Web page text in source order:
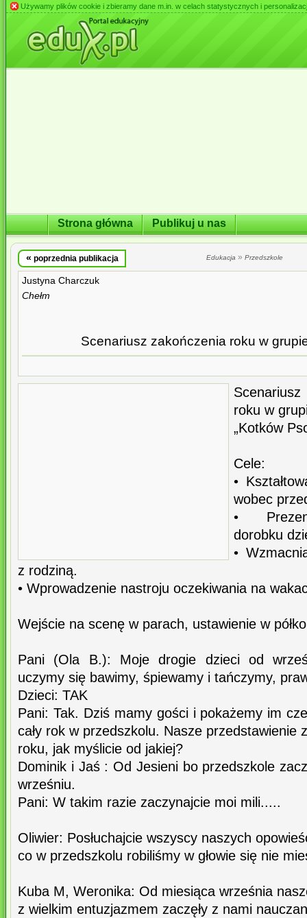
Używamy plików cookie i zbieramy dane m.in. w celach statystycznych i
Strona główna Publikuj u nas
« poprzednia publikacja Edukacja » Przedszkole
Justyna Charczuk
Chełm
Scenariusz zakończenia roku w
Scenariusz
roku w
„Kotków
Cele:
•
wobec
•
dorobku
•
z rodziną.
• Wprowadzenie nastroju oczekiwania na
Wejście na scenę w parach, ustawienie w
Pani (Ola B.): Moje drogie dzieci od
uczymy się bawimy, śpiewamy i tańczymy,
Dzieci: TAK
Pani: Tak. Dziś mamy gości i pokażemy im
cały rok w przedszkolu. Nasze przedstawienie
roku, jak myślicie od jakiej?
Dominik i Jaś : Od Jesieni bo przedszkole
wrześniu.
Pani: W takim razie zaczynajcie moi mili.....
Oliwier: Posłuchajcie wszyscy naszych
co w przedszkolu robiliśmy w głowie się nie
Kuba M, Weronika: Od miesiąca września
z wielkim entuzjazmem zaczęły z nami